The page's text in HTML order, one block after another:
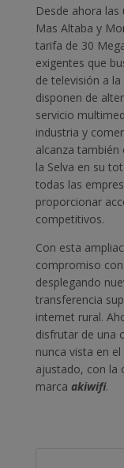
Desde ahora las
Mas Altaba y
tarifa de 30
exigentes que
de televisión a
disponen de
servicio
industria y
alcanza
la Selva en su
todas las
proporcionar
competitivos.
Con esta
compromiso
desplegando
transferencia
internet rural.
disfrutar de una
nunca vista en
ajustado, con la
marca akiwifi.